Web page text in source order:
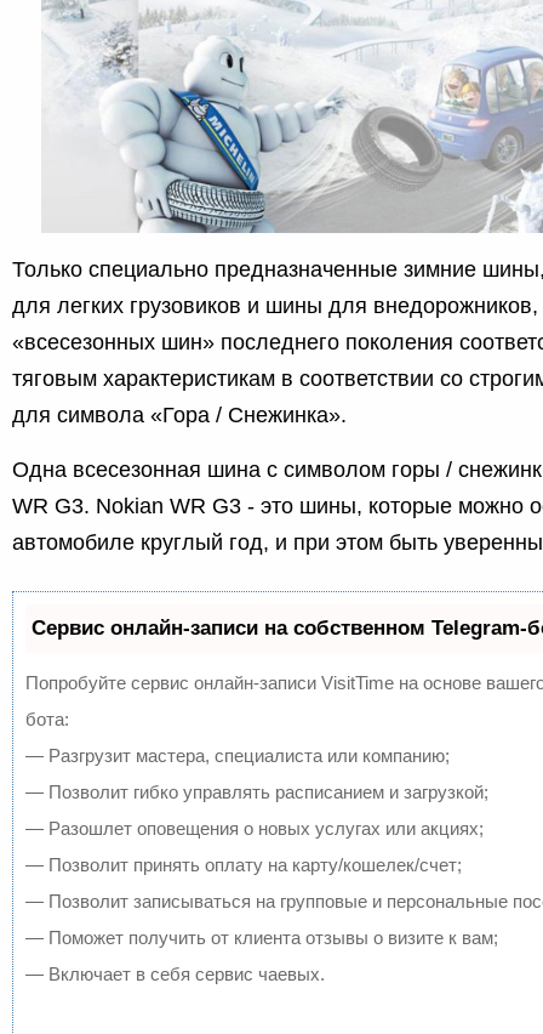
Только специально предназначенные зимние
для легких грузовиков и шины для
«всесезонных шин» последнего поколения
тяговым характеристикам в соответствии со
для символа «Гора / Снежинка».
Одна всесезонная шина с символом горы /
WR G3. Nokian WR G3 - это шины, которые можно
автомобиле круглый год, и при этом быть
Сервис онлайн-записи на собственном Telegram-
Попробуйте сервис онлайн-записи VisitTime на основе
бота:
— Разгрузит мастера, специалиста или компанию;
— Позволит гибко управлять расписанием и загрузкой;
— Разошлет оповещения о новых услугах или акциях;
— Позволит принять оплату на карту/кошелек/счет;
— Позволит записываться на групповые и персональные
— Поможет получить от клиента отзывы о визите к вам;
— Включает в себя сервис чаевых.